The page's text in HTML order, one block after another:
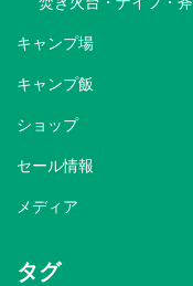
キャンプ場
キャンプ飯
ショップ
セール情報
メディア
タグ